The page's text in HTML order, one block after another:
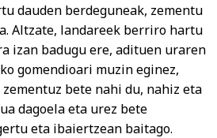
dauden berdeguneak, zementu
Altzate, landareek berriro hartu
izan badugu ere, adituen uraren
gomendioari muzin eginez,
bete nahi du, nahiz eta
dagoela eta urez bete
eta ibaiertzean baitago.